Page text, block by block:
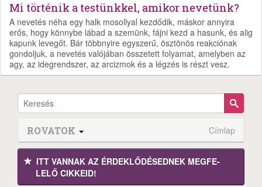
Mi történik a testünkkel, amikor nevetünk?
A nevetés néha egy halk mosollyal kezdődik, máskor annyira
erős, hogy könnybe lábad a szemünk, fájni kezd a hasunk, és alig
kapunk levegőt. Bár többnyire egyszerű, ösztönös reakciónak
gondoljuk, a nevetés valójában összetett folyamat, amelyben az
agy, az idegrendszer, az arcizmok és a légzés is részt vesz.
ROVATOK Címlap
ITT VANNAK AZ ÉRDEK­LŐDÉ­SEDNEK MEGFE­
LELŐ CIKKEID!